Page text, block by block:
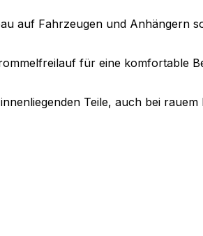
auf Fahrzeugen und Anhängern
für eine komfortable
Teile, auch bei rauem